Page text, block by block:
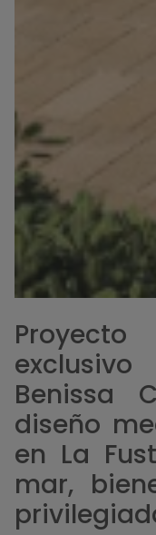
Benissa
diseño
en La
mar,